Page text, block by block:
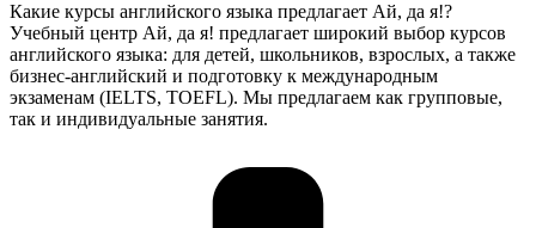
Какие курсы английского языка предлагает Ай, да я!?
Учебный центр Ай, да я! предлагает широкий выбор курсов
английского языка: для детей, школьников, взрослых, а также
бизнес-английский и подготовку к международным
экзаменам (IELTS, TOEFL). Мы предлагаем как групповые,
так и индивидуальные занятия.